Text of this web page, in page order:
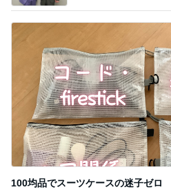
100均品でスーツケースの迷子ゼロ